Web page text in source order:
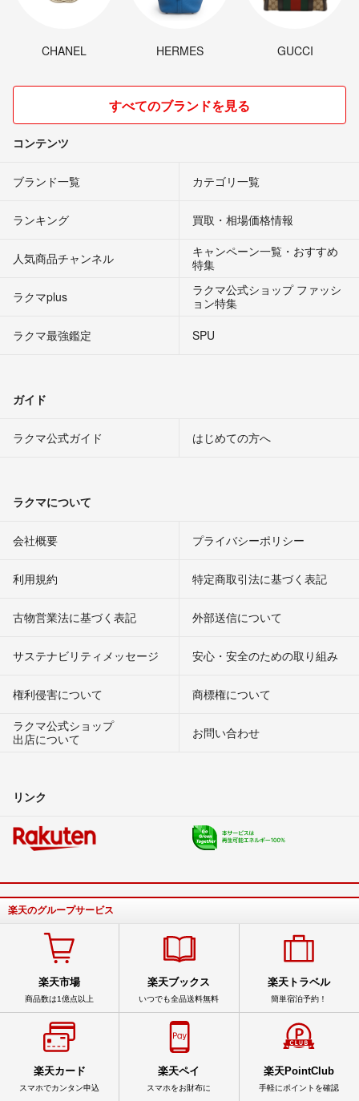
CHANEL HERMES GUCCI
すべてのブランドを見る
コンテンツ
ブランド一覧 カテゴリ一覧
ランキング 買取・相場価格情報
人気商品チャンネル
キャンペーン一覧・おすすめ
特集
ラクマplus
ラクマ公式ショップ ファッシ
ョン特集
ラクマ最強鑑定
SPU
ガイド
ラクマ公式ガイド はじめての方へ
ラクマについて
会社概要 プライバシーポリシー
利用規約 特定商取引法に基づく表記
古物営業法に基づく表記 外部送信について
サステナビリティメッセージ 安心・安全のための取り組み
権利侵害について
商標権について
ラクマ公式ショップ
出店について
お問い合わせ
リンク
楽天のグループサービス
楽天市場
商品数は1億点以上
楽天ブックス
いつでも全品送料無料
楽天トラベル
簡単宿泊予約！
楽天カード
スマホでカンタン申込
楽天ペイ
スマホをお財布に
楽天PointClub
手軽にポイントを確認